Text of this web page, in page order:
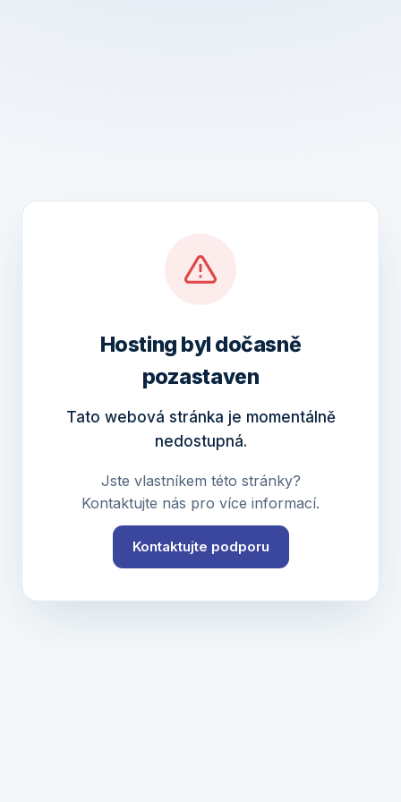
Hosting byl dočasně
pozastaven
Tato webová stránka je momentálně
nedostupná.
Jste vlastníkem této stránky?
Kontaktujte nás pro více informací.
Kontaktujte podporu